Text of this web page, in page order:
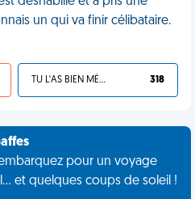
un qui va finir célibataire.
TU L'AS BIEN MÉRITÉ 318
pour un voyage
et quelques coups de soleil !